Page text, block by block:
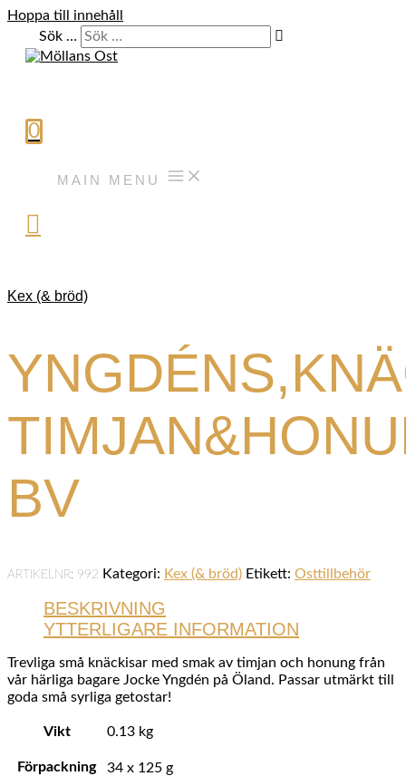
Hoppa till innehåll
Sök …
0
MAIN MENU
Kex (& bröd)
BV
ARTIKELNR: 992 Kategori: Kex (& bröd) Etikett: Osttillbehör
BESKRIVNING
YTTERLIGARE INFORMATION
Trevliga små knäckisar med smak av timjan och honung från
vår härliga bagare Jocke Yngdén på Öland. Passar utmärkt till
goda små syrliga getostar!
Vikt 0.13 kg
Förpackning 34 x 125 g